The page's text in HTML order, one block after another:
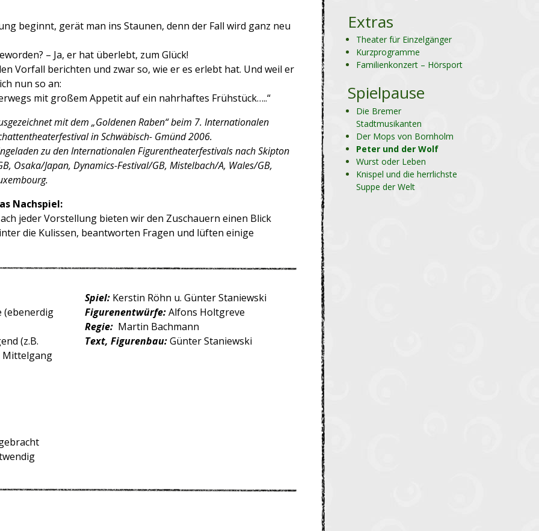
beginnt, gerät man ins Staunen, denn der Fall wird ganz neu
– Ja, er hat überlebt, zum Glück!
Vorfall berichten und zwar so, wie er es erlebt hat. Und weil er
nun so an:
mit großem Appetit auf ein nahrhaftes Frühstück…..“
mit dem „Goldenen Raben“ beim 7. Internationalen
in Schwäbisch- Gmünd 2006.
zu den Internationalen Figurentheaterfestivals nach Skipton
Osaka/Japan, Dynamics-Festival/GB, Mistelbach/A, Wales/GB,
Nachspiel:
jeder Vorstellung bieten wir den Zuschauern einen Blick
die Kulissen, beantworten Fragen und lüften einige
(ebenerdig
(z.B.
Mittelgang
Spiel:Kerstin Röhn u. Günter Staniewski
Figurenentwürfe:Alfons Holtgreve
Regie: Martin Bachmann
Text, Figurenbau:Günter Staniewski
Extras
Theater für Einzelgänger
Kurzprogramme
Familienkonzert – Hörsport
Spielpause
Die Bremer
Stadtmusikanten
Der Mops von Bornholm
Peter und der Wolf
Wurst oder Leben
Knispel und die herrlichste
Suppe der Welt